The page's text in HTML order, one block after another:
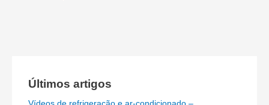
Últimos artigos